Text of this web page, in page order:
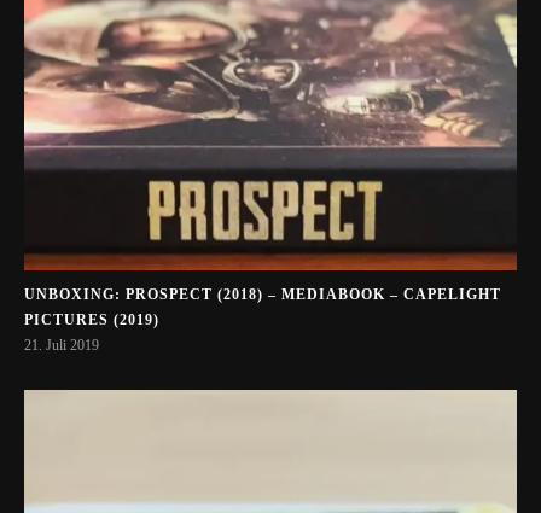
UNBOXING: PROSPECT (2018) – MEDIABOOK – CAPELIGHT
PICTURES (2019)
21. Juli 2019